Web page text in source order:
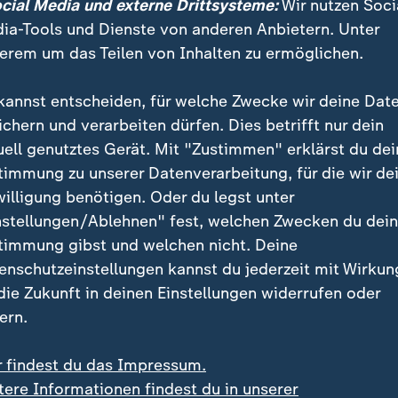
sehen, was passiert.
nicht nur die Zahlungen stoppen, sondern auch
für die WHO tätig ist. Trump hatte den Austritt der
in seiner ersten Amtszeit Mitte 2020 verkündet.
im Januar 2021 umgehend wieder zurück.
wirft der WHO vor, sie habe schlecht auf die
von der chinesischen Regierung habe
USA abgezockt: So habe China zwar vier Mal
rund 90 Prozent weniger.
Media und externe Drittsysteme:Wir nutzen
Tools und Dienste von anderen Anbietern. Unter
um das Teilen von Inhalten zu ermöglichen.
entscheiden, für welche Zwecke wir deine
und verarbeiten dürfen. Dies betrifft nur dein
genutztes Gerät. Mit "Zustimmen" erklärst du
zu unserer Datenverarbeitung, für die wir
benötigen. Oder du legst unter
Ablehnen" fest, welchen Zwecken du
gibst und welchen nicht. Deine
kannst du jederzeit mit
Zukunft in deinen Einstellungen widerrufen oder
findest du das Impressum.
Informationen findest du in unserer